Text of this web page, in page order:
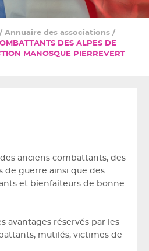
/ Annuaire des associations /
DES ALPES DE
MANOSQUE PIERREVERT
anciens combattants, des
de guerre ainsi que des
et bienfaiteurs de bonne
avantages réservés par les
mutilés, victimes de